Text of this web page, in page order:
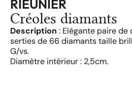
RIEUNIER
Créoles diamants
Description : Elégante paire de
serties de 66 diamants taille
G/vs.
Diamètre intérieur : 2,5cm.